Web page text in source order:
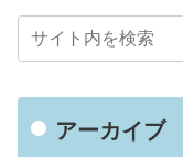
アーカイブ